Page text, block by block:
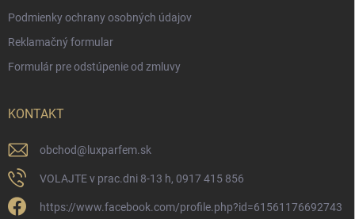
Podmienky ochrany osobných údajov
Reklamačný formular
Formulár pre odstúpenie od zmluvy
KONTAKT
obchod@ luxparfem.sk
VOLAJTE v prac.dni 8-13 h, 0917 415 856
https://www.facebook.com/profile.php?id=61561176692743